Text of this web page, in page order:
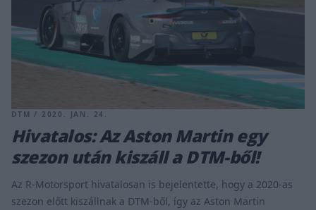
DTM / 2020. JAN. 24.
Hivatalos: Az Aston Martin egy
szezon után kiszáll a DTM-ből!
Az R-Motorsport hivatalosan is bejelentette, hogy a 2020-as
szezon előtt kiszállnak a DTM-ből, így az Aston Martin